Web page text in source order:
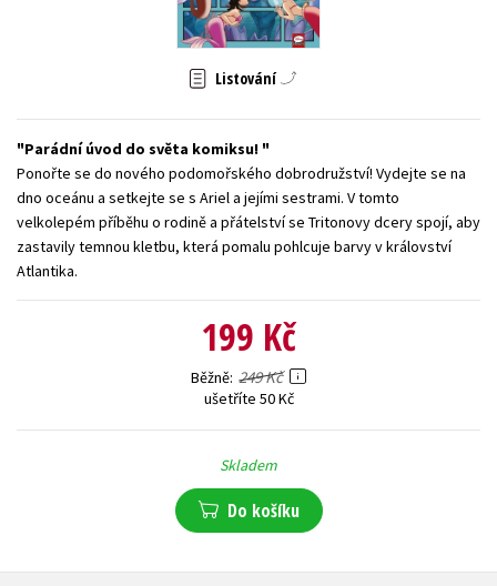
Zahraniční literatura
Všechny tituly
Listování
Parádní úvod do světa komiksu!
Ponořte se do nového podomořského dobrodružství! Vydejte se na
dno oceánu a setkejte se s Ariel a jejími sestrami. V tomto
velkolepém příběhu o rodině a přátelství se Tritonovy dcery spojí, aby
zastavily temnou kletbu, která pomalu pohlcuje barvy v království
Atlantika.
199 Kč
Běžně 249 Kč
ušetříte 50 Kč
Skladem
Do košíku